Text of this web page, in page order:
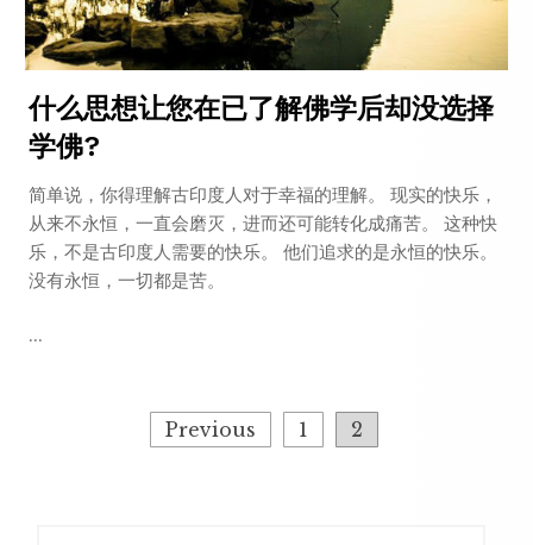
什么思想让您在已了解佛学后却没选择
学佛?
简单说，你得理解古印度人对于幸福的理解。 现实的快乐，
从来不永恒，一直会磨灭，进而还可能转化成痛苦。 这种快
乐，不是古印度人需要的快乐。 他们追求的是永恒的快乐。
没有永恒，一切都是苦。
...
Previous 1 2